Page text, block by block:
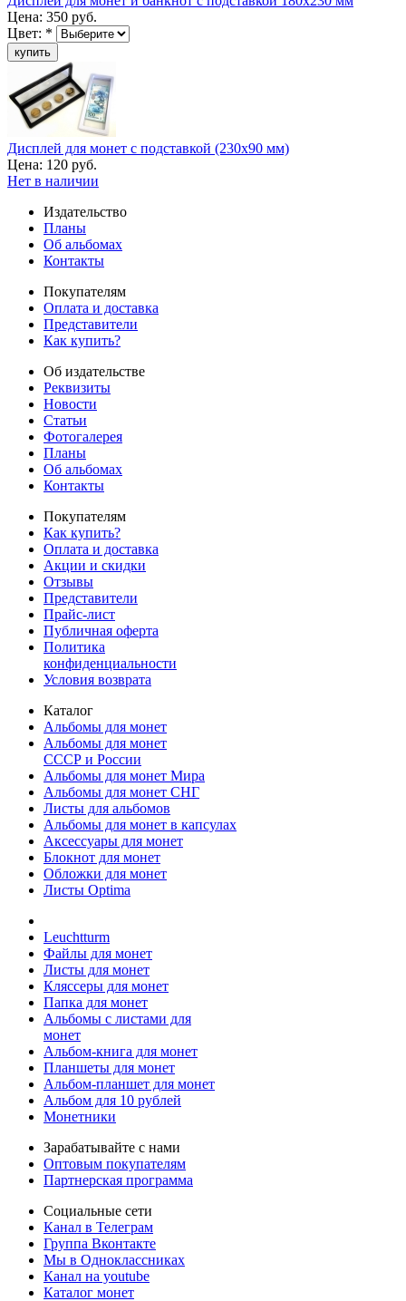
Цена: 350 руб.
Цвет: *
Дисплей для монет с подставкой (230х90 мм)
Цена: 120 руб.
Нет в наличии
Издательство
Планы
Об альбомах
Контакты
Покупателям
Оплата и доставка
Представители
Как купить?
Об издательстве
Реквизиты
Новости
Статьи
Фотогалерея
Планы
Об альбомах
Контакты
Покупателям
Как купить?
Оплата и доставка
Акции и скидки
Отзывы
Представители
Прайс-лист
Публичная оферта
Политика
конфиденциальности
Условия возврата
Каталог
Альбомы для монет
Альбомы для монет
СССР и России
Альбомы для монет Мира
Альбомы для монет СНГ
Листы для альбомов
Альбомы для монет в капсулах
Аксессуары для монет
Блокнот для монет
Обложки для монет
Листы Optima
Leuchtturm
Файлы для монет
Листы для монет
Кляссеры для монет
Папка для монет
Альбомы с листами для
монет
Альбом-книга для монет
Планшеты для монет
Альбом-планшет для монет
Альбом для 10 рублей
Монетники
Зарабатывайте с нами
Оптовым покупателям
Партнерская программа
Социальные сети
Канал в Телеграм
Группа Вконтакте
Мы в Одноклассниках
Канал на youtube
Каталог монет